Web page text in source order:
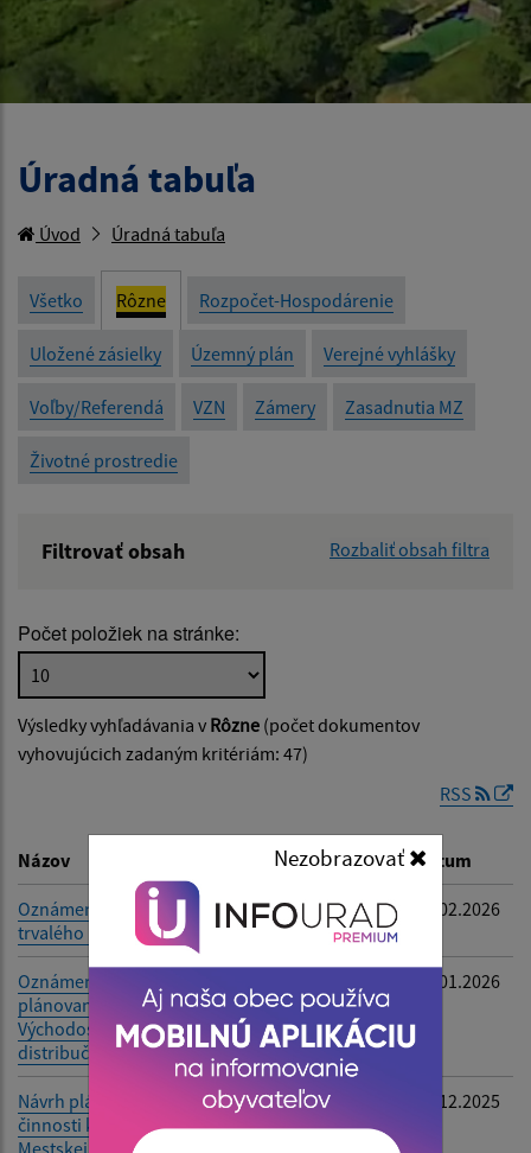
Úradná tabuľa
Úvod Úradná tabuľa
Všetko Rôzne Rozpočet-Hospodárenie
Uložené zásielky Územný plán Verejné vyhlášky
Voľby/Referendá VZN Zámery Zasadnutia MZ
Životné prostredie
Filtrovať obsah Rozbaliť obsah filtra
Popis:
Dátum zverejnenia od:
Filtrovať Reset
Počet položiek na stránke:
Výsledky vyhľadávania v Rôzne (počet dokumentov
vyhovujúcich zadaným kritériám: 47)
RSS
Názov Popis Dátum
Oznámenie o zrušení
trvalého pobytu
- 05.02.2026
Oznámenia o
plánovanom výrube NN,
Východoslovenská
distribučná, a.s.
15.01.2026
Návrh plánu kontrolnej
činnosti kontrolóra
- 01.12.2025
Nezobrazovať